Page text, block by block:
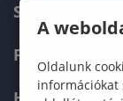
SZERVEZETI
A
Oldalunk
információkat